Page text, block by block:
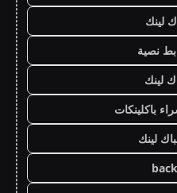
لينك
نصية
لينك
باكلينكات
لينك